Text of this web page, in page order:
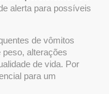
alerta para possíveis
de vômitos
peso, alterações
de vida. Por
para um